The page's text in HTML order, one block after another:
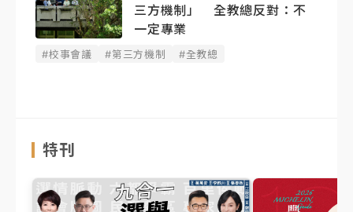
三方機制」 全教總反對：不
一定專業
#校事會議 #第三方機制 #全教總
特刊